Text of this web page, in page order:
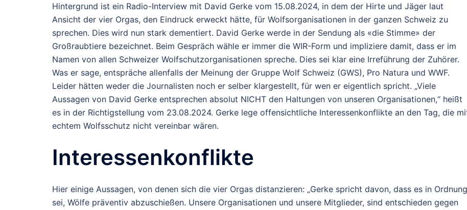
Hintergrund ist ein Radio-Interview mit David Gerke vom 15.08.2024, in dem der Hirte und Jäger laut
Ansicht der vier Orgas, den Eindruck erweckt hätte, für Wolfsorganisationen in der ganzen Schweiz zu
sprechen. Dies wird nun stark dementiert. David Gerke werde in der Sendung als «die Stimme» der
Großraubtiere bezeichnet. Beim Gespräch wähle er immer die WIR-Form und impliziere damit, dass er im
Namen von allen Schweizer Wolfschutzorganisationen spreche. Dies sei klar eine Irreführung der Zuhörer.
Was er sage, entspräche allenfalls der Meinung der Gruppe Wolf Schweiz (GWS), Pro Natura und WWF.
Leider hätten weder die Journalisten noch er selber klargestellt, für wen er eigentlich spricht. „Viele
Aussagen von David Gerke entsprechen absolut NICHT den Haltungen von unseren Organisationen,“ heißt
es in der Richtigstellung vom 23.08.2024. Gerke lege offensichtliche Interessenkonflikte an den Tag, die
echtem Wolfsschutz nicht vereinbar wären.
Interessenkonflikte
Hier einige Aussagen, von denen sich die vier Orgas distanzieren: „Gerke spricht davon, dass es in Ordnung
sei, Wölfe präventiv abzuschießen. Unsere Organisationen und unsere Mitglieder, sind entschieden gegen